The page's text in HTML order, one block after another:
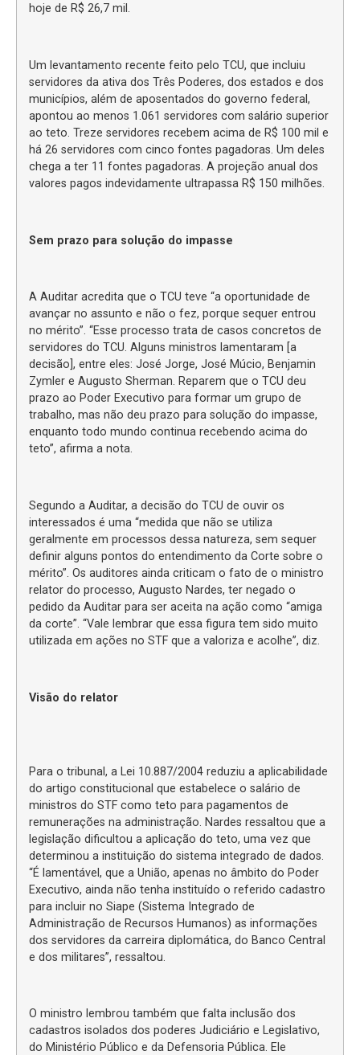
hoje de R$ 26,7 mil.
Um levantamento recente feito pelo TCU, que incluiu
servidores da ativa dos Três Poderes, dos estados e dos
municípios, além de aposentados do governo federal,
apontou ao menos 1.061 servidores com salário superior
ao teto. Treze servidores recebem acima de R$ 100 mil e
há 26 servidores com cinco fontes pagadoras. Um deles
chega a ter 11 fontes pagadoras. A projeção anual dos
valores pagos indevidamente ultrapassa R$ 150 milhões.
Sem prazo para solução do impasse
A Auditar acredita que o TCU teve “a oportunidade de
avançar no assunto e não o fez, porque sequer entrou
no mérito”. “Esse processo trata de casos concretos de
servidores do TCU. Alguns ministros lamentaram [a
decisão], entre eles: José Jorge, José Múcio, Benjamin
Zymler e Augusto Sherman. Reparem que o TCU deu
prazo ao Poder Executivo para formar um grupo de
trabalho, mas não deu prazo para solução do impasse,
enquanto todo mundo continua recebendo acima do
teto”, afirma a nota.
Segundo a Auditar, a decisão do TCU de ouvir os
interessados é uma “medida que não se utiliza
geralmente em processos dessa natureza, sem sequer
definir alguns pontos do entendimento da Corte sobre o
mérito”. Os auditores ainda criticam o fato de o ministro
relator do processo, Augusto Nardes, ter negado o
pedido da Auditar para ser aceita na ação como “amiga
da corte”. “Vale lembrar que essa figura tem sido muito
utilizada em ações no STF que a valoriza e acolhe”, diz.
Visão do relator
Para o tribunal, a Lei 10.887/2004 reduziu a aplicabilidade
do artigo constitucional que estabelece o salário de
ministros do STF como teto para pagamentos de
remunerações na administração. Nardes ressaltou que a
legislação dificultou a aplicação do teto, uma vez que
determinou a instituição do sistema integrado de dados.
“É lamentável, que a União, apenas no âmbito do Poder
Executivo, ainda não tenha instituído o referido cadastro
para incluir no Siape (Sistema Integrado de
Administração de Recursos Humanos) as informações
dos servidores da carreira diplomática, do Banco Central
e dos militares”, ressaltou.
O ministro lembrou também que falta inclusão dos
cadastros isolados dos poderes Judiciário e Legislativo,
do Ministério Público e da Defensoria Pública. Ele